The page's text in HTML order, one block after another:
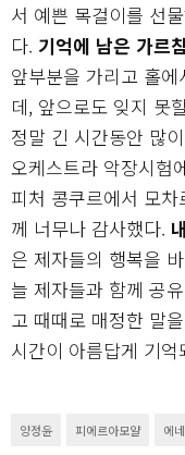
서 예쁜 목걸이를 선
다. 기억에 남은 가르침
앞부분을 가리고 홀
데, 앞으로도 잊지 못
정말 긴 시간동안 많
오케스트라 악장시험
피처 콩쿠르에서 모
께 너무나 감사했다.
은 제자들의 행복을
늘 제자들과 함께 공
고 때때로 매정한 말
시간이 아름답게 기
양정윤 피에르아모얄 에